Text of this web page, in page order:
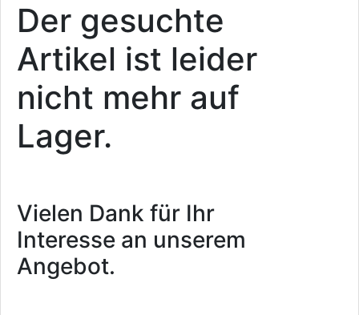
Der gesuchte
Artikel ist leider
nicht mehr auf
Lager.
Vielen Dank für Ihr
Interesse an unserem
Angebot.